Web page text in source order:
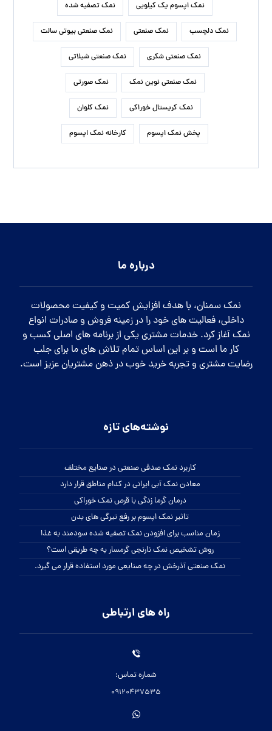
نمک اپسوم یک کیلویی نمک تصفیه شده
نمک دلچسب نمک صنعتی نمک صنعتی بیوتی سالت
نمک صنعتی شکری نمک صنعتی شیلاتی
نمک صنعتی نوین نمک نمک صورتی
نمک کریستال خوراکی نمک کلوان
پخش نمک اپسوم کارخانه نمک اپسوم
درباره ما
نمک سمنان، با هدف افزایش کمیت و کیفیت محصولات
داخلی، فعالیت های خود را در زمینه فروش و صادرات انواع
نمک آغاز کرد. خدمات مشتری یکی از برنامه های اصلی کسب و
کار ما است و بر این اساس تمام تلاش های ما برای جلب
رضایت مشتری و تجربه خرید خوب در ذهن مشتریان عزیز است.
نوشته‌های تازه
کاربرد نمک صدفی صنعتی در صنایع مختلف
معادن نمک آبی ایرانی در کدام مناطق قرار دارد
درمان گرما زدگی با قرص نمک خوراکی
تاثیر نمک اپسوم بر رفع تیرگی های بدن
زمان مناسب برای افزودن نمک تصفیه شده سودمند به غذا
روش تشخیص نمک نارنجی گرمسار به چه طریقی است؟
نمک صنعتی آذرخش در چه صنایعی مورد استفاده قرار می گیرد.
راه های ارتباطی
شماره تماس:
09120437535